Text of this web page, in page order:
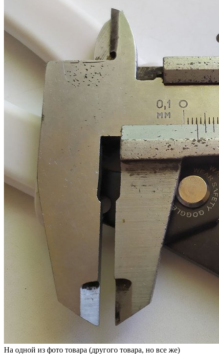
На одной из фото товара (другого товара, но все же)